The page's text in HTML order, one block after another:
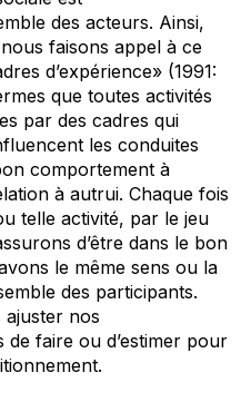
des acteurs. Ainsi,
faisons appel à ce
d’expérience» (1991:
que toutes activités
par des cadres qui
les conduites
comportement à
à autrui. Chaque fois
telle activité, par le jeu
d’être dans le bon
le même sens ou la
des participants.
ajuster nos
faire ou d’estimer pour